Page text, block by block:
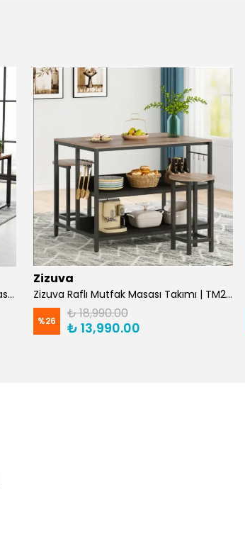
Zizuva Kitaplıklı ve Bölmeli Çalışma Masası | CM1021-F-Suntalam
Zizuva
Zizuva Raflı Mutfak Masası Takımı | TM204985-F-Suntalam
%26 ₺ 18,990.00
₺ 13,990.00